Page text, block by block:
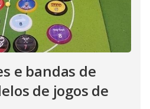
e bandas de
de jogos de